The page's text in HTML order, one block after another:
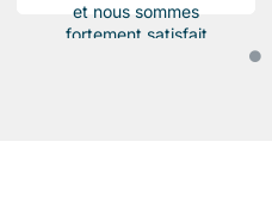
et nous sommes
fortement satisfait